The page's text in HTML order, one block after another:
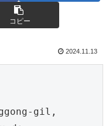
コピー
2024.11.13
gil,